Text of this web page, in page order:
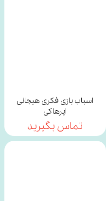
اسباب بازی فکری هیجانی
ایرهاکی
تماس بگیرید